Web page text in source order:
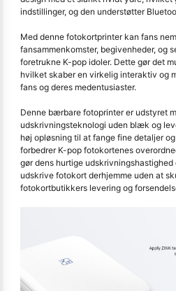
indstillinger, og den understøtter
Med denne fotokortprinter kan fans
fansammenkomster, begivenheder, og
foretrukne K-pop idoler. Dette gør det
hvilket skaber en virkelig interaktiv og
fans og deres medentusiaster.
Denne bærbare fotoprinter er udstyret
udskrivningsteknologi uden blæk og
høj opløsning til at fange fine detaljer
forbedrer K-pop fotokortenes
gør dens hurtige
udskrive fotokort derhjemme uden at
fotokortbutikkers levering og